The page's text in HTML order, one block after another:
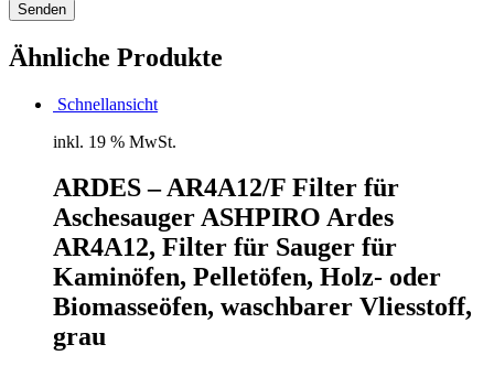
Ähnliche Produkte
Schnellansicht
inkl. 19 % MwSt.
ARDES – AR4A12/F Filter für
Aschesauger ASHPIRO Ardes
AR4A12, Filter für Sauger für
Kaminöfen, Pelletöfen, Holz- oder
Biomasseöfen, waschbarer Vliesstoff,
grau